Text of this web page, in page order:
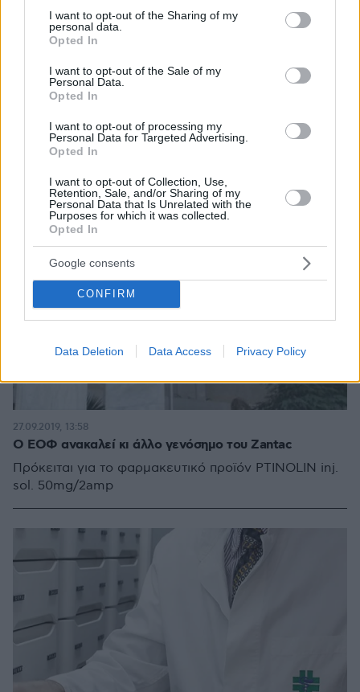
not limited to your visit or usage behaviour. You may click to
grant or deny consent to Google and its third-party tags to
use your data for below specified purposes in below Google
consent section.
I want to opt-out of the Sharing of my
personal data.
Opted In
I want to opt-out of the Sale of my
Personal Data.
Opted In
I want to opt-out of processing my
Personal Data for Targeted Advertising.
Opted In
I want to opt-out of Collection, Use,
Retention, Sale, and/or Sharing of my
Personal Data that Is Unrelated with the
Purposes for which it was collected.
Opted In
Google consents
CONFIRM
Data Deletion Data Access Privacy Policy
φάρμακα έχουν ανακληθεί μέχρι σήμερα στην
Ελλάδα
Ο ΕΟΦ ανακαλεί κι άλλο γενόσημο του Zantac
Πρόκειται για το φαρμακευτικό προϊόν PTINOLIN inj.
sol. 50mg/2amp
27.09.2019, 13:58